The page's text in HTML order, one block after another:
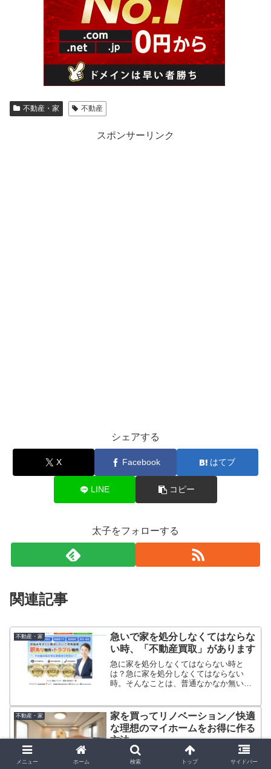
不動産・家 不動産
スポンサーリンク
シェアする
X Facebook はてブ
LINE コピー
太子をフォローする
関連記事
不動産・家
急いで家を処分しなくてはならな
い時、「不動産買取」があります
急に家を処分しなくてはならない時と
は？急に家を処分しなくてはならない
時。そんなことは、普通なかなか無いと
のでしょうか？それは例えば、以下のよ
うな「困っている状況」の時、...
不動産・家
家を買ってリノベーション／快適
な理想のマイホームをお得に作る
方法
中古を買ってリノベーション。家を買う
といえば新築が当たり前でしたが、中古
メニュー ホーム 検索 トップ サイドバー